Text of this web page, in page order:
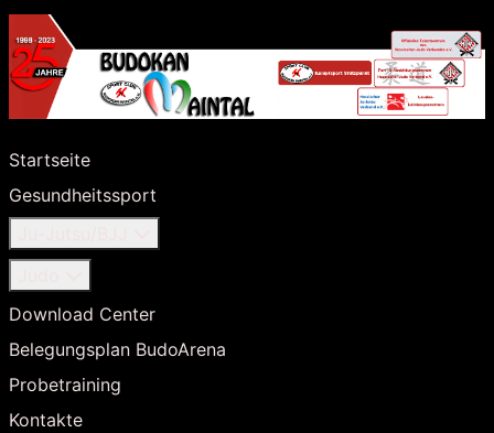
Startseite
Gesundheitssport
Download Center
Belegungsplan BudoArena
Probetraining
Kontakte